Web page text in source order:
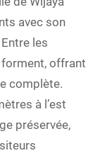
avec son
les
forment, offrant
complète.
à l’est
préservée,